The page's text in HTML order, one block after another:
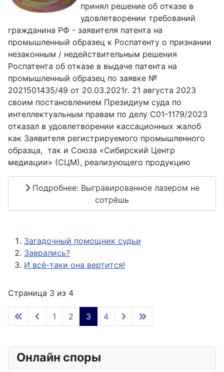
принял решение об отказе в
удовлетворении требований
гражданина РФ - заявителя патента на
промышленный образец к Роспатенту о признании
незаконным / недействительным решения
Роспатента об отказе в выдаче патента на
промышленный образец по заявке №
2021501435/49 от 20.03.2021г. 21 августа 2023
своим постановлением Президиум суда по
интеллектуальным правам по делу С01-1179/2023
отказал в удовлетворении кассационных жалоб
как Заявителя регистрируемого промышленного
образца, так и Союза «Сибирский Центр
медиации» (СЦМ), реализующего продукцию
Подробнее: Выгравированное лазером не
сотрёшь
Загадочный помощник судьи
Заврались?
И всё-таки она вертится!
Страница 3 из 4
1 2 3 4
Онлайн споры